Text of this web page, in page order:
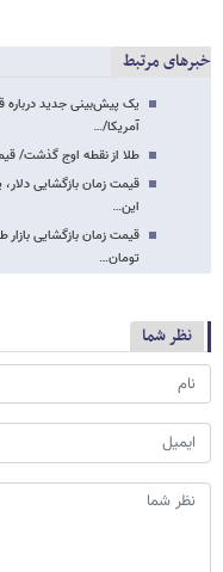
خبرهای مرتبط
یک پیش‌بینی جدید درباره
آمریکا/…
طلا از نقطه اوج گذشت/ قیمت
این…
تومان…
نظر شما